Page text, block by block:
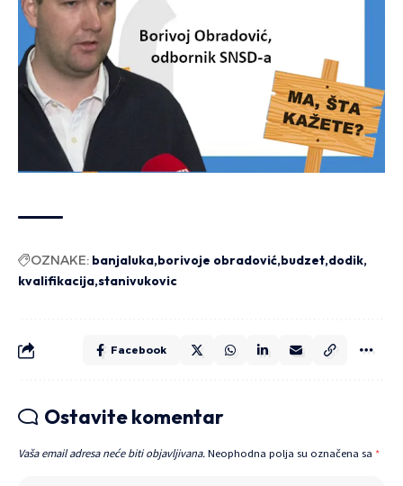
OZNAKE: banjaluka borivoje obradović budzet dodik
kvalifikacija stanivukovic
Facebook
Ostavite komentar
Vaša email adresa neće biti objavljivana. Neophodna polja su označena sa *